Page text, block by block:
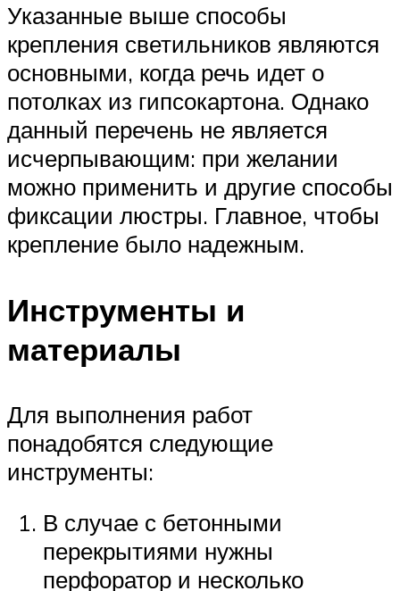
Указанные выше способы
крепления светильников являются
основными, когда речь идет о
потолках из гипсокартона. Однако
данный перечень не является
исчерпывающим: при желании
можно применить и другие способы
фиксации люстры. Главное, чтобы
крепление было надежным.
Инструменты и
материалы
Для выполнения работ
понадобятся следующие
инструменты:
В случае с бетонными
перекрытиями нужны
перфоратор и несколько